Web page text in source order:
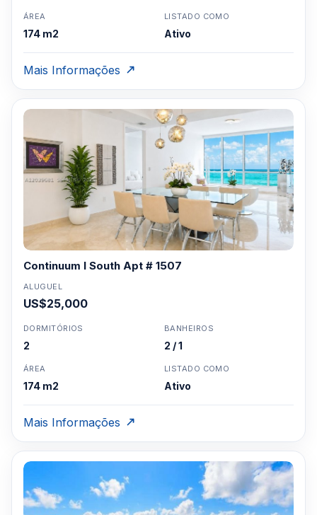
ÁREA
174 m2
LISTADO COMO
Ativo
Mais Informações
Continuum I South Apt # 1507
ALUGUEL
US$25,000
DORMITÓRIOS
2
BANHEIROS
2 / 1
ÁREA
174 m2
LISTADO COMO
Ativo
Mais Informações